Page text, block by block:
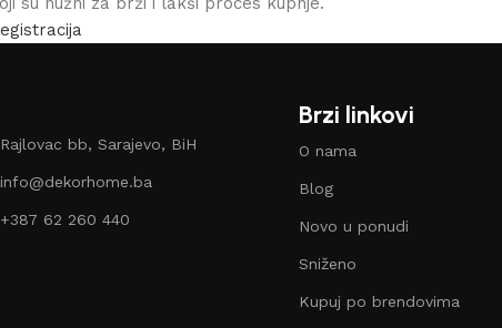
Rajlovac bb, Sarajevo, BiH
info@dekorhome.ba
+387 62 260 440
Brzi linkovi
O nama
Blog
Novo u ponudi
Sniženo
Kupuj po brendovima